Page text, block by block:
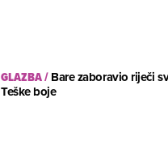
GLAZBA/Bare zaboravio riječi
Teške boje